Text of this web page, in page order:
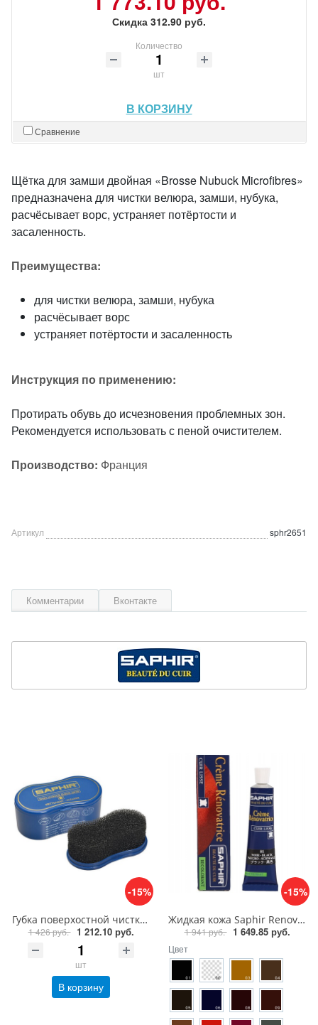
Скидка 312.90 руб.
Количество
шт
В КОРЗИНУ
Сравнение
Щётка для замши двойная «Brosse Nubuck Microfibres»
предназначена для чистки велюра, замши, нубука,
расчёсывает ворс, устраняет потёртости и
засаленность.
Преимущества:
для чистки велюра, замши, нубука
расчёсывает ворс
устраняет потёртости и засаленность
Инструкция по применению:
Протирать обувь до исчезновения проблемных зон.
Рекомендуется использовать с пеной очистителем.
Производство: Франция
Артикул sphr2651
Комментарии Вконтакте
-15%
Губка поверхостной чистки замши, велюра Saphir Nettoyant cleaner
1 426 руб. 1 212.10 руб.
шт
В корзину
-15%
Жидкая кожа Saphir Renovatrice крем восстановитель, 25 мл
1 941 руб. 1 649.85 руб.
Цвет